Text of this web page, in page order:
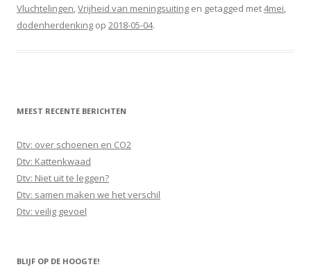
Vluchtelingen,Vrijheid van meningsuiting en getagged met4mei,
dodenherdenking op 2018-05-04.
MEEST RECENTE BERICHTEN
Dtv: over schoenen en CO2
Dtv: Kattenkwaad
Dtv: Niet uit te leggen?
Dtv: samen maken we het verschil
Dtv: veilig gevoel
BLIJF OP DE HOOGTE!